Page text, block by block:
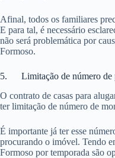
Afinal, todos os familiares
E para tal, é necessário
não será problemática por
Formoso.
5. Limitação de número de
O contrato de casas para
ter limitação de número de
É importante já ter esse
procurando o imóvel. Tendo
Formoso por temporada são